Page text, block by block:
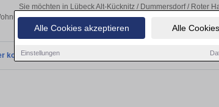
Alle Cookies akzeptieren Alle
Einstellungen
Sie möchten in Lübeck Alt-Kücknitz / Dummersdorf / Roter
aus Lübeck Alt-Kücknitz / Dummersdorf /
konnten wir derzeit keine passenden Objekte finden.